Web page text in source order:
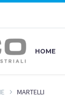
HOME
MARTELLI